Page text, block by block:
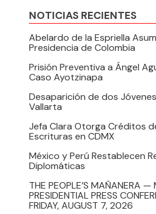
NOTICIAS RECIENTES
Abelardo de la Espriella
Presidencia de Colombia
Prisión Preventiva a Ángel
Caso Ayotzinapa
Desaparición de dos
Vallarta
Jefa Clara Otorga Créditos
Escrituras en CDMX
México y Perú Restablecen
Diplomáticas
THE PEOPLE’S MAÑANERA —
PRESIDENTIAL PRESS
FRIDAY, AUGUST 7, 2026